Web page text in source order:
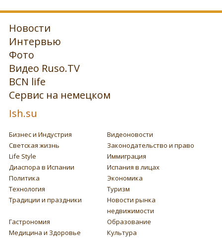
Новости
Интервью
Фото
Видео Ruso.TV
BCN life
Сервис на немецком
Ish.su
Бизнес и Индустрия
Видеоновости
Светская жизнь
Законодательство и право
Life Style
Иммиграция
Диаспора в Испании
Испания в лицах
Политика
Экономика
Технология
Туризм
Традиции и праздники
Новости рынка
недвижимости
Гастрономия
Образование
Медицина и Здоровье
Культура